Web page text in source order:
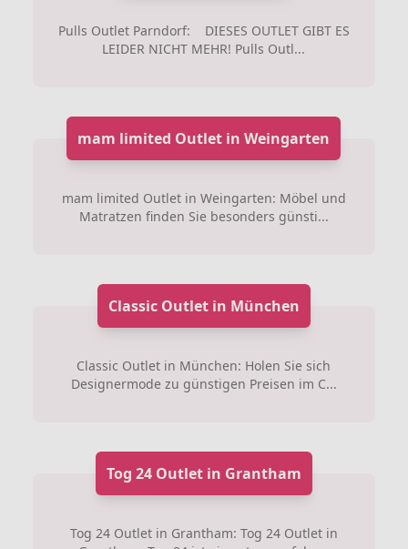
Pulls Outlet Parndorf: DIESES OUTLET GIBT ES
LEIDER NICHT MEHR! Pulls Outl...
mam limited Outlet in Weingarten
mam limited Outlet in Weingarten: Möbel und
Matratzen finden Sie besonders günsti...
Classic Outlet in München
Classic Outlet in München: Holen Sie sich
Designermode zu günstigen Preisen im C...
Tog 24 Outlet in Grantham
Tog 24 Outlet in Grantham: Tog 24 Outlet in